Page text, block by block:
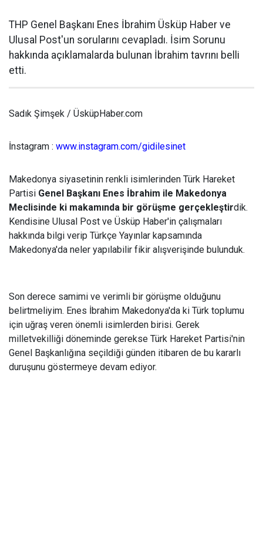
THP Genel Başkanı Enes İbrahim Üsküp Haber ve
Ulusal Post'un sorularını cevapladı. İsim Sorunu
hakkında açıklamalarda bulunan İbrahim tavrını belli
etti.
Sadık Şimşek / ÜsküpHaber.com
İnstagram : www.instagram.com/gidilesinet
Makedonya siyasetinin renkli isimlerinden Türk Hareket
Partisi Genel Başkanı Enes İbrahim ile Makedonya
Meclisinde ki makamında bir görüşme gerçekleştirdik.
Kendisine Ulusal Post ve Üsküp Haber'in çalışmaları
hakkında bilgi verip Türkçe Yayınlar kapsamında
Makedonya'da neler yapılabilir fikir alışverişinde bulunduk.
Son derece samimi ve verimli bir görüşme olduğunu
belirtmeliyim. Enes İbrahim Makedonya'da ki Türk toplumu
için uğraş veren önemli isimlerden birisi. Gerek
milletvekilliği döneminde gerekse Türk Hareket Partisi'nin
Genel Başkanlığına seçildiği günden itibaren de bu kararlı
duruşunu göstermeye devam ediyor.